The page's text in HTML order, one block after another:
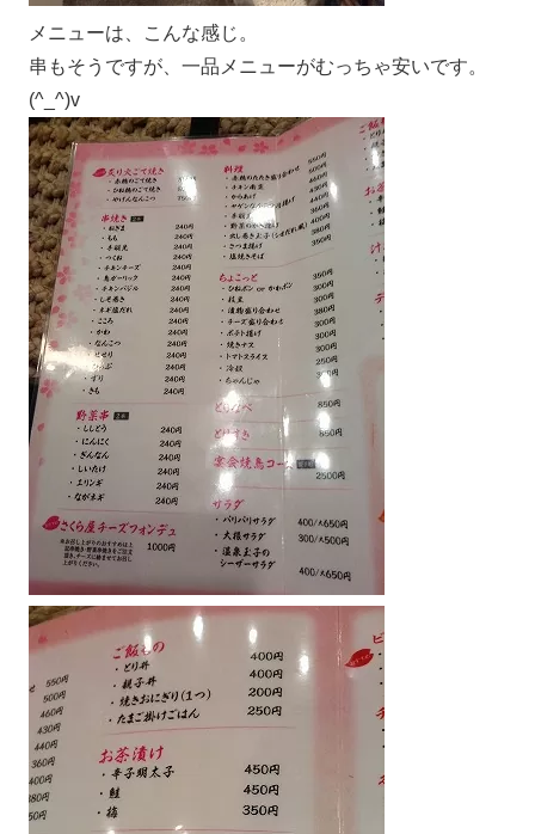
メニューは、こんな感じ。
串もそうですが、一品メニューがむっちゃ安いです。
(^_^)v